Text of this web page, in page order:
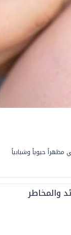
حيوياً وشبابياً
والمخاطر